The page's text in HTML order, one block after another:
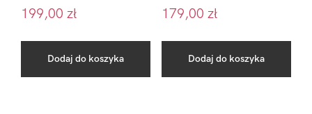
199,00 zł
Dodaj do koszyka
179,00 zł
Dodaj do koszyka